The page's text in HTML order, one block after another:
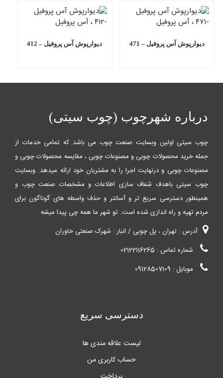
دیوارپوش آس پروفیل – 471 دیوارپوش آس پروفیل – 412
درباره شهرچوب (چوب سیتی)
چوب سیتی اولین وبسایت صنعت چوب می باشد که تمامی خدمات از
جمله خرید محصولات چوبی و مصنوعات چوبی ، مقایسه محصولات چوبی و
مصنوعات چوبی و درنهایت اجرا را به مشتریان خود ارائه میدهد. وبسایت
چوب سیتی باهدف شفاف سازی اطلاعات و مشخصات صنعت چوب و
همینطور دسترسی سریع تر و آسانتر و حذف واسطه های گوناگون برای
مردم تهیه و راه اندازی شده است. تو شهر ما همه چی پیدا میشه
آدرس : تهران ، پل چوبی / انبار : شهرک صنعتی خاوران
شماره تماس : 02122116265
موبایل : 09128507109
دسترسی سریع
لیست علاقه مندی ها
حساب کاربری من